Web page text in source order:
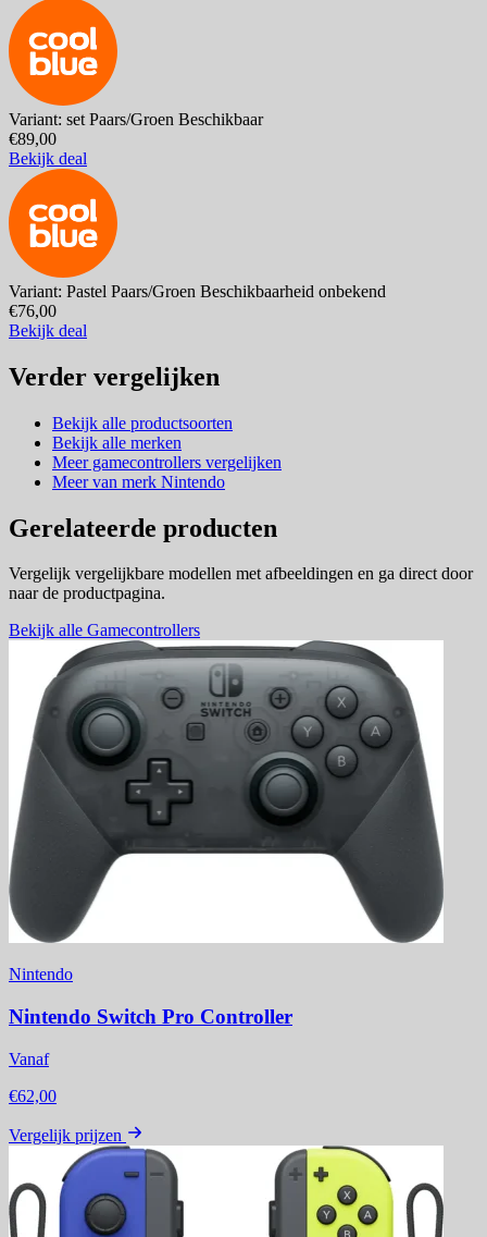
Variant: set Paars/Groen Beschikbaar
€89,00
Bekijk deal
Variant: Pastel Paars/Groen Beschikbaarheid onbekend
€76,00
Bekijk deal
Verder vergelijken
Bekijk alle productsoorten
Bekijk alle merken
Meer gamecontrollers vergelijken
Meer van merk Nintendo
Gerelateerde producten
Vergelijk vergelijkbare modellen met afbeeldingen en ga direct door
naar de productpagina.
Bekijk alle Gamecontrollers
Nintendo
Nintendo Switch Pro Controller
Vanaf
€62,00
Vergelijk prijzen